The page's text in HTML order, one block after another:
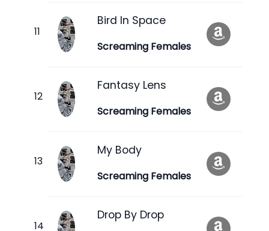
Bird In Space
Screaming Females
Fantasy Lens
Screaming Females
My Body
Screaming Females
Drop By Drop